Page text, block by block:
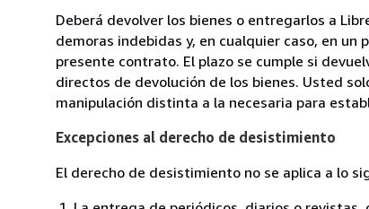
Deberá devolver los bienes o entregarlos a
demoras indebidas y, en cualquier caso, en
presente contrato. El plazo se cumple si
directos de devolución de los bienes. Usted
manipulación distinta a la necesaria para
Excepciones al derecho de desistimiento
El derecho de desistimiento no se aplica a lo